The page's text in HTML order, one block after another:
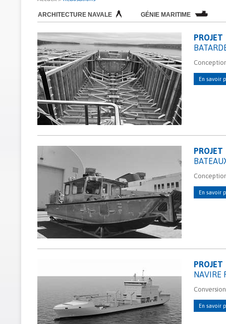
ARCHITECTURE NAVALE GÉNIE MARITIME
PROJET
En savoir
PROJET
En savoir
PROJET
NAVIRE
En savoir